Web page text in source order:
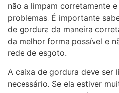
não a limpam corretamente
problemas. É importante
de gordura da maneira
da melhor forma possível e
rede de esgoto.
A caixa de gordura deve ser
necessário. Se ela estiver